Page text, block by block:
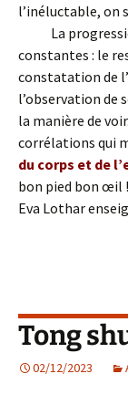
l’inéluctable, on
La
constantes : le
constatation de
l’observation de
la manière de
corrélations qui
du corps et de
bon pied bon œil
Eva Lothar
Tong
02/12/2023